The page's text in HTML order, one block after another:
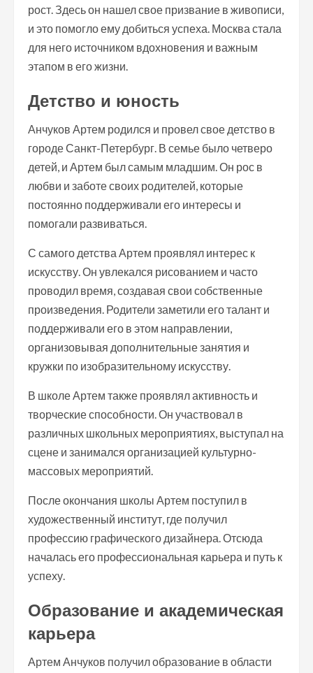
рост. Здесь он нашел свое призвание в живописи,
и это помогло ему добиться успеха. Москва стала
для него источником вдохновения и важным
этапом в его жизни.
Детство и юность
Анчуков Артем родился и провел свое детство в
городе Санкт-Петербург. В семье было четверо
детей, и Артем был самым младшим. Он рос в
любви и заботе своих родителей, которые
постоянно поддерживали его интересы и
помогали развиваться.
С самого детства Артем проявлял интерес к
искусству. Он увлекался рисованием и часто
проводил время, создавая свои собственные
произведения. Родители заметили его талант и
поддерживали его в этом направлении,
организовывая дополнительные занятия и
кружки по изобразительному искусству.
В школе Артем также проявлял активность и
творческие способности. Он участвовал в
различных школьных мероприятиях, выступал на
сцене и занимался организацией культурно-
массовых мероприятий.
После окончания школы Артем поступил в
художественный институт, где получил
профессию графического дизайнера. Отсюда
началась его профессиональная карьера и путь к
успеху.
Образование и академическая
карьера
Артем Анчуков получил образование в области